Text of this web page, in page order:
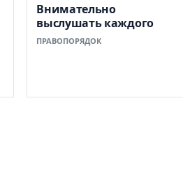
Внимательно
выслушать каждого
ПРАВОПОРЯДОК